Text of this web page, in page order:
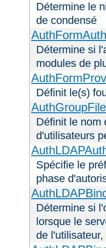
Détermine le
de condensé
Détermine si
modules de
Définit le(s)
AuthGroupFile
Définit le nom
d'utilisateurs
Spécifie le
phase
Détermine si
lorsque le
de